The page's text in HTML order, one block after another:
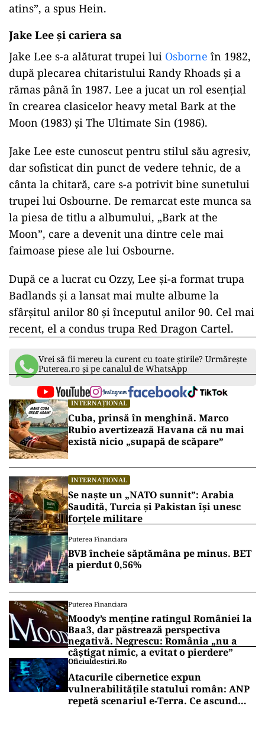
atins”, a spus Hein.
Jake Lee și cariera sa
Jake Lee s-a alăturat trupei lui Osborne în 1982,
după plecarea chitaristului Randy Rhoads și a
rămas până în 1987. Lee a jucat un rol esențial
în crearea clasicelor heavy metal Bark at the
Moon (1983) și The Ultimate Sin (1986).
Jake Lee este cunoscut pentru stilul său agresiv,
dar sofisticat din punct de vedere tehnic, de a
cânta la chitară, care s-a potrivit bine sunetului
trupei lui Osbourne. De remarcat este munca sa
la piesa de titlu a albumului, „Bark at the
Moon”, care a devenit una dintre cele mai
faimoase piese ale lui Osbourne.
După ce a lucrat cu Ozzy, Lee și-a format trupa
Badlands și a lansat mai multe albume la
sfârșitul anilor 80 și începutul anilor 90. Cel mai
recent, el a condus trupa Red Dragon Cartel.
Vrei să fii mereu la curent cu toate știrile? Urmărește
Puterea.ro și pe canalul de WhatsApp
INTERNAȚIONAL
Cuba, prinsă în menghină. Marco
Rubio avertizează Havana că nu mai
există nicio „supapă de scăpare”
INTERNAȚIONAL
Se naște un „NATO sunnit”: Arabia
Saudită, Turcia și Pakistan își unesc
forțele militare
Puterea Financiara
BVB încheie săptămâna pe minus. BET
a pierdut 0,56%
Puterea Financiara
Moody’s menține ratingul României la
Baa3, dar păstrează perspectiva
negativă. Negrescu: România „nu a
câștigat nimic, a evitat o pierdere”
Oficiuldestiri.ro
Atacurile cibernetice expun
vulnerabilitățile statului român: ANP
repetă scenariul e‑Terra. Ce ascund